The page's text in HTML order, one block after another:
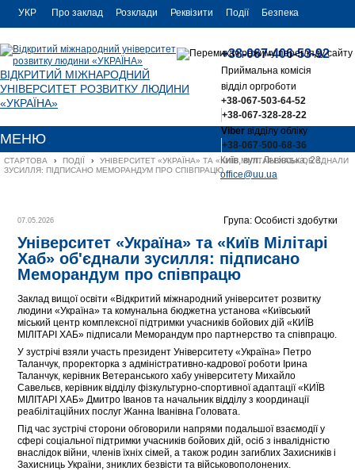
УКР
ENG
Про заклад Розклади Реквізити Події Безпека
ВІДКРИТИЙ МІЖНАРОДНИЙ
УНІВЕРСИТЕТ РОЗВИТКУ ЛЮДИНИ
«УКРАЇНА»
+38-067-406-53-92
Приймальна комісія
відділ оргроботи
+38-067-503-64-52
+38-067-328-28-22
Viberвідділу обліку
+38-067-500-68-36
Київ, вул. Львівська, 23
office@uu.ua
МЕНЮ
СТАРТОВА › ПОДІЇ ›
УНІВЕРСИТЕТ «УКРАЇНА» ТА «КИЇВ МІЛІТАРІ ХАБ» ОБ'ЄДНАЛИ
ЗУСИЛЛЯ: ПІДПИСАНО МЕМОРАНДУМ ПРО СПІВПРАЦЮ
Група: Особисті здобутки
07.05.2026
Університет «Україна» та «Київ Мілітарі
Хаб» об'єднали зусилля: підписано
Меморандум про співпрацю
Заклад вищої освіти «Відкритий міжнародний університет розвитку
людини «Україна» та комунальна бюджетна установа «Київський
міський центр комплексної підтримки учасників бойових дій «КИЇВ
МІЛІТАРІ ХАБ» підписали Меморандум про партнерство та співпрацю.
У зустрічі взяли участь президент Університету «Україна» Петро
Таланчук, проректорка з адміністративно-кадрової роботи Ірина
Таланчук, керівник Ветеранського хабу університету Михайло
Савельєв, керівник відділу фізкультурно-спортивної адаптації «КИЇВ
МІЛІТАРІ ХАБ» Дмитро Іванов та начальник відділу з координації
реабілітаційних послуг Жанна Іванівна Головата.
Під час зустрічі сторони обговорили напрями подальшої взаємодії у
сфері соціальної підтримки учасників бойових дій, осіб з інвалідністю
внаслідок війни, членів їхніх сімей, а також родин загиблих Захисників і
Захисниць України, зниклих безвісти та військовополонених.